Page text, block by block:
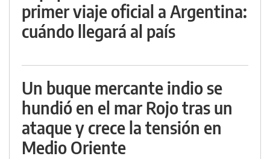
primer viaje oficial a Argentina:
cuándo llegará al país
Un buque mercante indio se
hundió en el mar Rojo tras un
ataque y crece la tensión en
Medio Oriente